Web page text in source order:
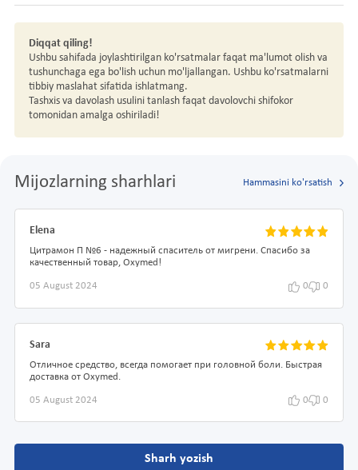
Diqqat qiling!
Ushbu sahifada joylashtirilgan ko'rsatmalar faqat ma'lumot olish va
tushunchaga ega bo'lish uchun mo'ljallangan. Ushbu ko'rsatmalarni
tibbiy maslahat sifatida ishlatmang.
Tashxis va davolash usulini tanlash faqat davolovchi shifokor
tomonidan amalga oshiriladi!
Mijozlarning sharhlari Hammasini ko'rsatish
Elena
Цитрамон П №6 - надежный спаситель от мигрени. Спасибо за
качественный товар, Oxymed!
05 August 2024 0 0
Sara
Отличное средство, всегда помогает при головной боли. Быстрая
доставка от Oxymed.
05 August 2024 0 0
Sharh yozish